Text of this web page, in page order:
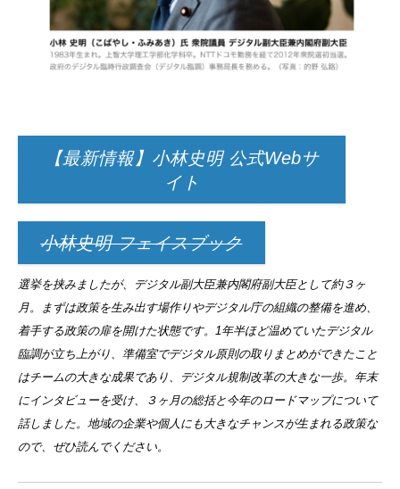
【最新情報】小林史明 公式Webサ
イト
小林史明 フェイスブック
選挙を挟みましたが、デジタル副大臣兼内閣府副大臣として約３ヶ
月。まずは政策を生み出す場作りやデジタル庁の組織の整備を進め、
着手する政策の扉を開けた状態です。1年半ほど温めていたデジタル
臨調が立ち上がり、準備室でデジタル原則の取りまとめができたこと
はチームの大きな成果であり、デジタル規制改革の大きな一歩。年末
にインタビューを受け、３ヶ月の総括と今年のロードマップについて
話しました。地域の企業や個人にも大きなチャンスが生まれる政策な
ので、ぜひ読んでください。